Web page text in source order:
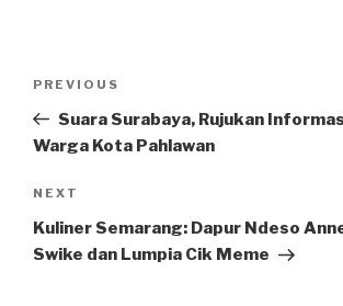
Previous
Post
PREVIOUS
Suara Surabaya, Rujukan
Warga Kota Pahlawan
Next
Post
NEXT
Kuliner Semarang: Dapur Ndeso
Swike dan Lumpia Cik Meme